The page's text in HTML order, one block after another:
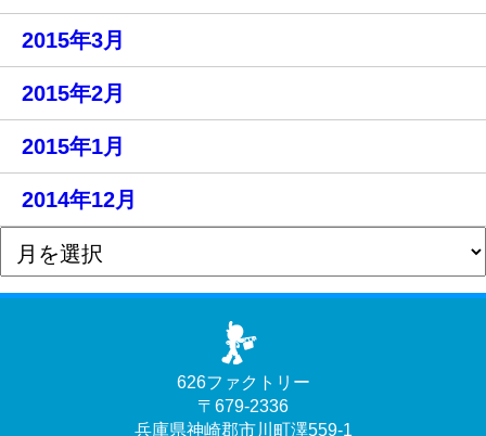
2015年3月
2015年2月
2015年1月
2014年12月
626ファクトリー
〒679-2336
兵庫県神崎郡市川町澤559-1